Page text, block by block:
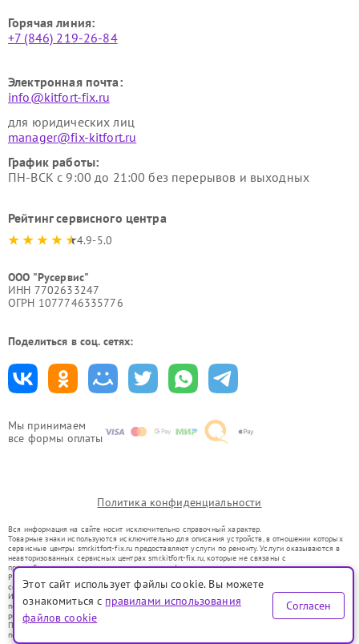
Мы принимаем
все формы оплаты
Горячая линия:
+7 (846) 219-26-84
Электронная почта:
info@kitfort-fix.ru
для юридических лиц
manager@fix-kitfort.ru
График работы:
ПН-ВСК с 9:00 до 21:00 без перерывов и выходных
Рейтинг сервисного центра
4.9-5.0
ООО "Русервис"
ИНН 7702633247
ОГРН 1077746335776
Поделиться в соц. сетях:
Политика конфиденциальности
Вся информация на сайте носит исключительно справочный характер.
Товарные знаки используются исключительно для описания устройств, в отношении которых
сервисные центры smr.kitfort-fix.ru предоставляют услуги по ремонту. Услуги оказываются в
неавторизованных сервисных центрах smr.kitfort-fix.ru, которые не связаны с
правообладателями товарных знаков или их официальными представителями.
Ремонт осуществляется для устройств, уже введенных в гражданский оборот в соответствии
со статьей 1487 ГК РФ.
Использование товарных знаков не преследует цели индивидуализации услуг или введения
потребителей в заблуждение, а служит для информирования о предоставляемых услугах по
ремонту техники указанных брендов.
Представленная на сайте информация не является публичной офертой, определяемой
положениями Статьи 437(2) Гражданского кодекса РФ
Этот сайт использует файлы cookie. Вы можете
ознакомиться с правилами использования
файлов cookie
Согласен